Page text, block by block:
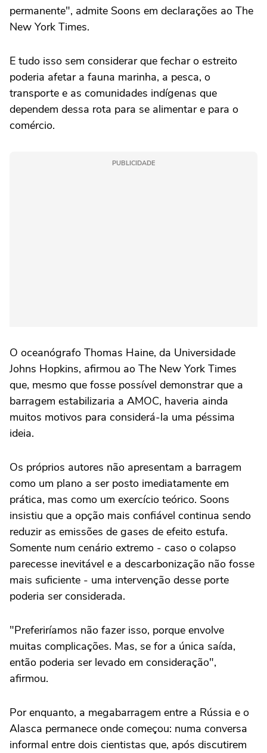
permanente", admite Soons em declarações ao The
New York Times.
E tudo isso sem considerar que fechar o estreito
poderia afetar a fauna marinha, a pesca, o
transporte e as comunidades indígenas que
dependem dessa rota para se alimentar e para o
comércio.
PUBLICIDADE
O oceanógrafo Thomas Haine, da Universidade
Johns Hopkins, afirmou ao The New York Times
que, mesmo que fosse possível demonstrar que a
barragem estabilizaria a AMOC, haveria ainda
muitos motivos para considerá-la uma péssima
ideia.
Os próprios autores não apresentam a barragem
como um plano a ser posto imediatamente em
prática, mas como um exercício teórico. Soons
insistiu que a opção mais confiável continua sendo
reduzir as emissões de gases de efeito estufa.
Somente num cenário extremo - caso o colapso
parecesse inevitável e a descarbonização não fosse
mais suficiente - uma intervenção desse porte
poderia ser considerada.
"Preferiríamos não fazer isso, porque envolve
muitas complicações. Mas, se for a única saída,
então poderia ser levado em consideração",
afirmou.
Por enquanto, a megabarragem entre a Rússia e o
Alasca permanece onde começou: numa conversa
informal entre dois cientistas que, após discutirem